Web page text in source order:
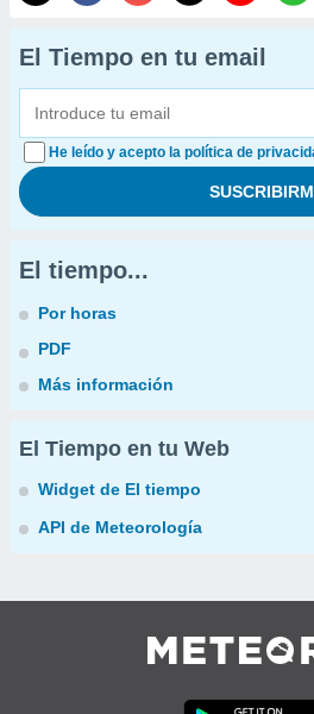
El Tiempo en tu email
He leído y acepto la política de
El tiempo...
Por horas
PDF
Más información
El Tiempo en tu Web
Widget de El tiempo
API de Meteorología